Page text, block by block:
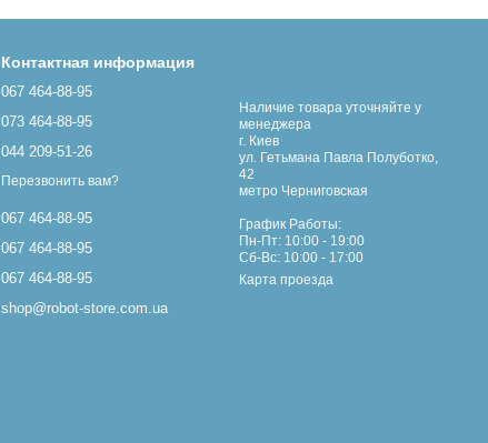
Контактная информация
067 464-88-95
073 464-88-95
044 209-51-26
Перезвонить вам?
067 464-88-95
067 464-88-95
067 464-88-95
shop@robot-store.com.ua
Наличие товара уточняйте у
менеджера
г. Киев
ул. Гетьмана Павла Полуботко,
42
метро Черниговская
График Работы:
Пн-Пт: 10:00 - 19:00
Сб-Вс: 10:00 - 17:00
Карта проезда